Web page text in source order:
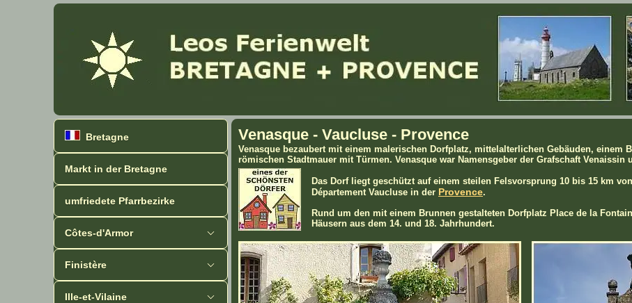
Bretagne
Markt in der Bretagne
umfriedete Pfarrbezirke
Côtes-d'Armor
Finistère
Ille-et-Vilaine
Venasque - Vaucluse - Provence
Venasque bezaubert mit einem malerischen Dorfplatz, mittelalterlichen Gebäuden, einem
römischen Stadtmauer mit Türmen. Venasque war Namensgeber der Grafschaft
Das Dorf liegt geschützt auf einem steilen Felsvorsprung 10 bis 15 km von
Département Vaucluse in der Provence.
Rund um den mit einem Brunnen gestalteten Dorfplatz Place de la
Häusern aus dem 14. und 18. Jahrhundert.